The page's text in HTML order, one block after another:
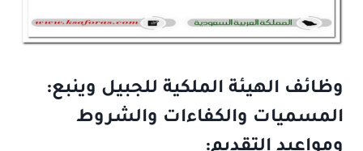
وظائف الهيئة الملكية للجبيل وينبع:
المسميات والكفاءات والشروط